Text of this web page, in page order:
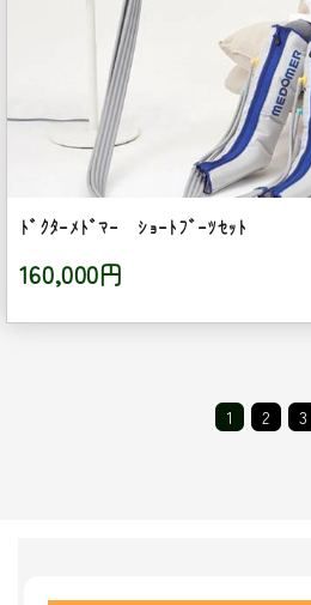
ﾄﾞｸﾀｰﾒﾄﾞﾏｰ ｼｮｰﾄﾌﾞｰﾂｾｯﾄ
160,000円
1 2 3